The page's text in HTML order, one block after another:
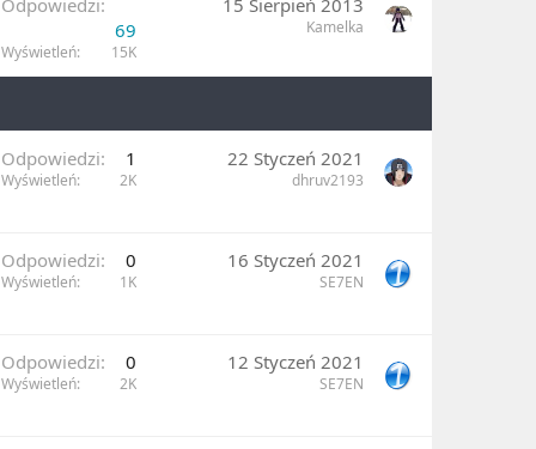
Odpowiedzi
69
Wyświetleń 15K
15 Sierpień 2013
Kamelka
Odpowiedzi 1
Wyświetleń 2K
22 Styczeń 2021
dhruv2193
Odpowiedzi 0
Wyświetleń 1K
16 Styczeń 2021
SE7EN
Odpowiedzi 0
Wyświetleń 2K
12 Styczeń 2021
SE7EN